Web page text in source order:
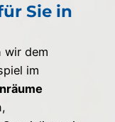
Sie in
wir dem
im